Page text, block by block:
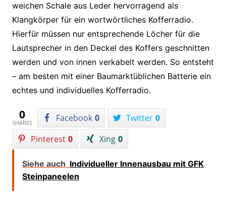
weichen Schale aus Leder hervorragend als
Klangkörper für ein wortwörtliches Kofferradio.
Hierfür müssen nur entsprechende Löcher für die
Lautsprecher in den Deckel des Koffers geschnitten
werden und von innen verkabelt werden. So entsteht
– am besten mit einer Baumarktüblichen Batterie ein
echtes und individuelles Kofferradio.
0
SHARES Facebook 0 Twitter 0
Pinterest 0 Xing 0
Siehe auch Individueller Innenausbau mit GFK
Steinpaneelen